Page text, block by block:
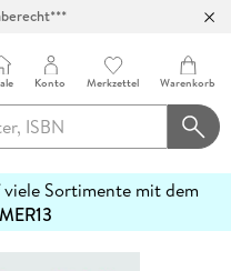
Konto Merkzettel Warenkorb
Sortimente mit dem